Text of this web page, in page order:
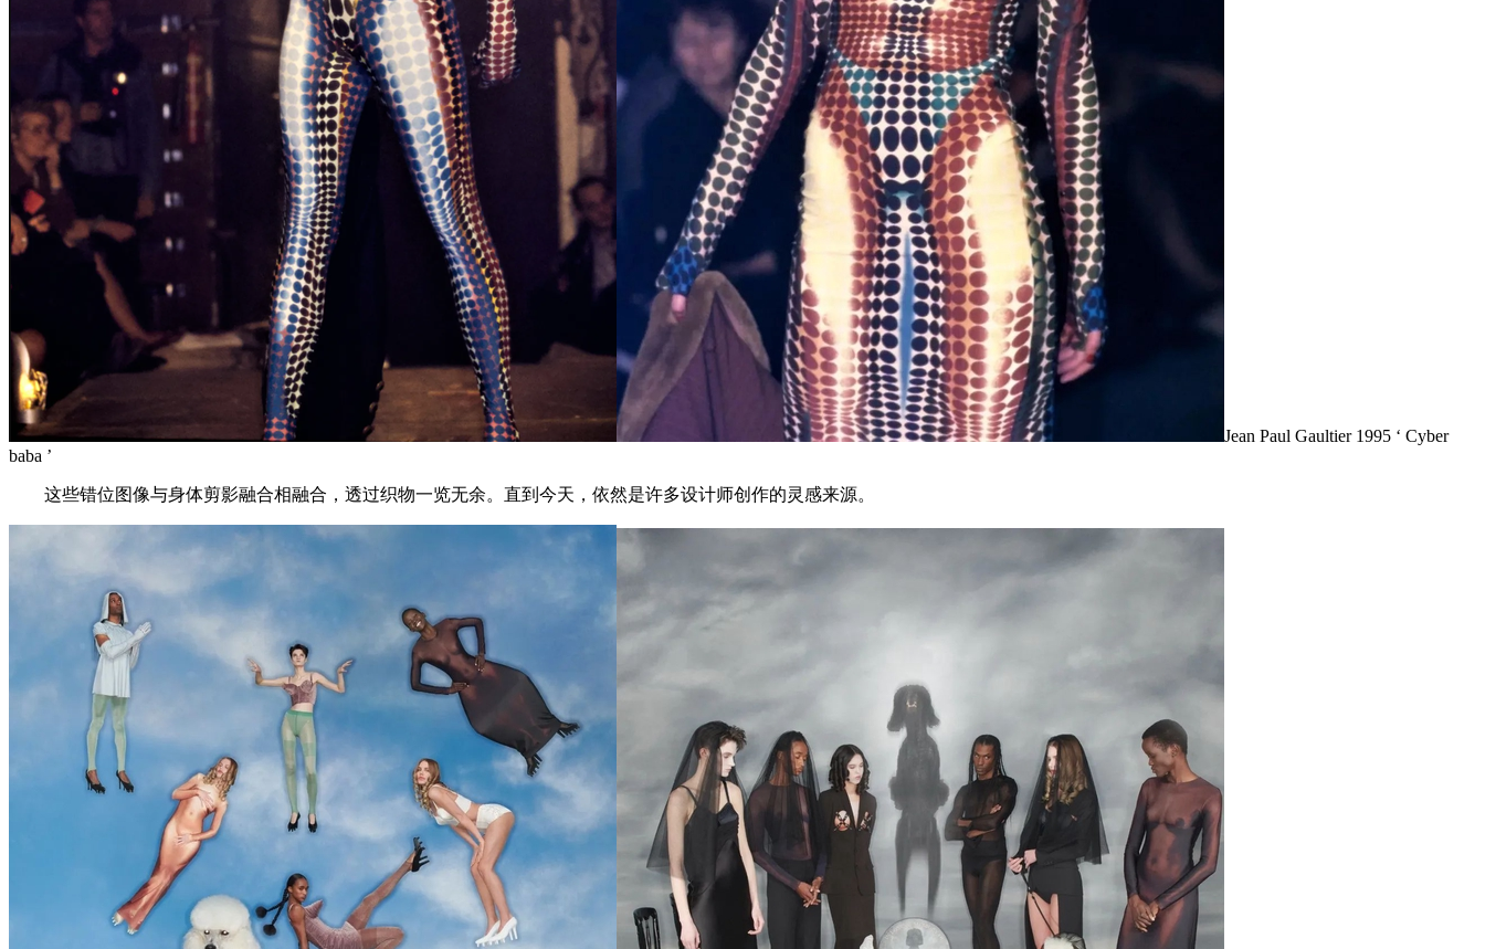
Jean Paul Gaultier 1995 ‘ Cyber
baba ’
这些错位图像与身体剪影融合相融合，透过织物一览无余。直到今天，依然是许多设计师创作的灵感来源。